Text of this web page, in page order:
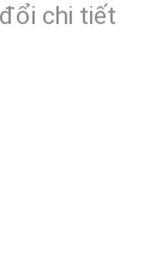
chi tiết